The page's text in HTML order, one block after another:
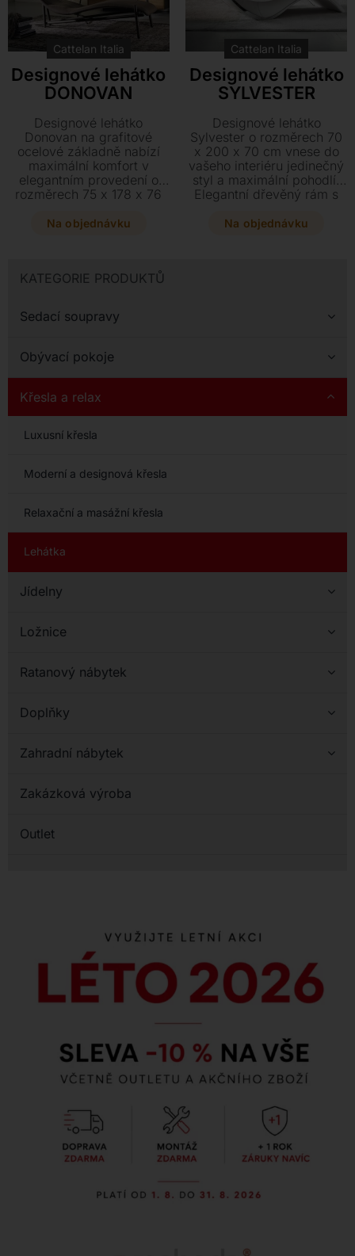
Kontakt
KATEGORIE PRODUKTŮ
Sedací soupravy
Obývací pokoje
Křesla a relax
Luxusní křesla
Moderní a designová křesla
Relaxační a masážní křesla
Lehátka
Jídelny
Ložnice
Ratanový nábytek
Doplňky
Zahradní nábytek
Zakázková výroba
Outlet
Cattelan Italia
Designové lehátko
DONOVAN
Designové lehátko
Donovan na grafitové
ocelové základně nabízí
maximální komfort v
elegantním provedení o
rozměrech 75 x 178 x 76
škály luxusních potahů od
stylový solitér na míru.
Na objednávku
Cattelan Italia
Designové lehátko
SYLVESTER
Designové lehátko
Sylvester o rozměrech 70
x 200 x 70 cm vnese do
vašeho interiéru jedinečný
styl a maximální pohodlí.
Elegantní dřevěný rám s
doplňuje luxusní čalounění
Na objednávku